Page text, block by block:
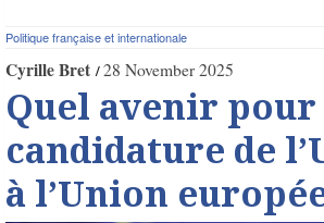
Politique française et internationale
Cyrille Bret 28 November 2025
Quel avenir pour
candidature de
à l’Union